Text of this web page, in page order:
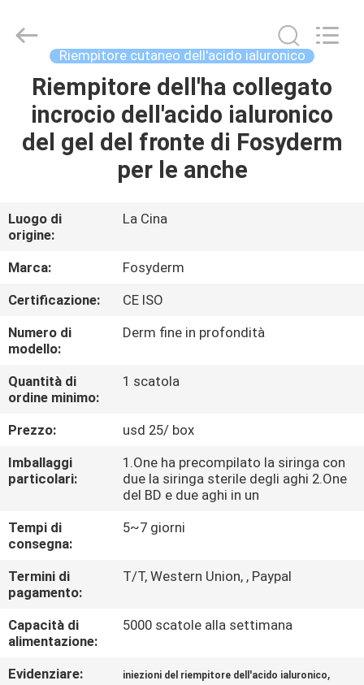
CASA.
PRODOTTI
DI
NOI
VISITA
ALLA
FABBRICA
CONTROLLO
DELLA
QUALITÀ
CASI
CHIEDI
International
Trading
Riempitore cutaneo dell'acido ialuronico
Riempitore dell'ha collegato
incrocio dell'acido ialuronico
del gel del fronte di Fosyderm
per le anche
Luogo di
origine:
La Cina
Marca:
Fosyderm
Certificazione:
CE ISO
Numero di
modello:
Derm fine in profondità
Quantità di
ordine minimo:
1 scatola
Prezzo:
usd 25/ box
Imballaggi
particolari:
1.One ha precompilato la siringa con
due la siringa sterile degli aghi 2.One
del BD e due aghi in un
Tempi di
consegna:
5~7 giorni
Termini di
pagamento:
T/T, Western Union, , Paypal
Capacità di
alimentazione:
5000 scatole alla settimana
Evidenziare: iniezioni del riempitore dell'acido ialuronico,